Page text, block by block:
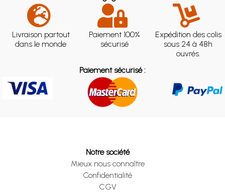
Livraison partout
dans le monde
Paiement 100%
sécurisé
Expédition des colis
sous 24 à 48h
ouvrés.
Paiement sécurisé :
Notre société
Mieux nous connaître
Confidentialité
CGV